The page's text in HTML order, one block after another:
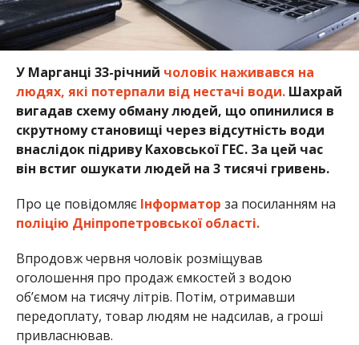
У Марганці 33-річний чоловік наживався на
людях, які потерпали від нестачі води.Шахрай
вигадав схему обману людей, що опинилися в
скрутному становищі через відсутність води
внаслідок підриву Каховської ГЕС. За цей час
він встиг ошукати людей на 3 тисячі гривень.
Про це повідомляє Інформатор за посиланням на
поліцію Дніпропетровської області.
Впродовж червня чоловік розміщував
оголошення про продаж ємкостей з водою
об’ємом на тисячу літрів. Потім, отримавши
передоплату, товар людям не надсилав, а гроші
привласнював.